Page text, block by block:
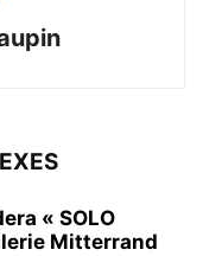
« SOLO
Mitterrand